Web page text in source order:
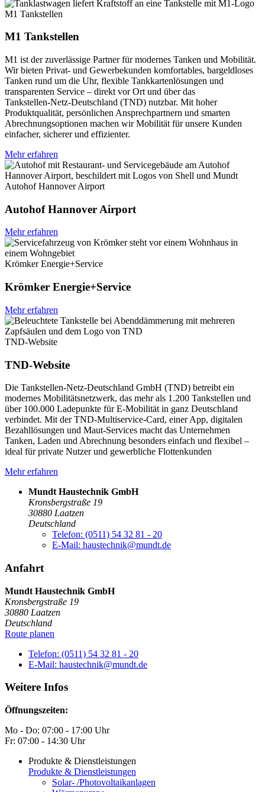
M1 Tankstellen
M1 Tankstellen
M1 ist der zuverlässige Partner für modernes Tanken und Mobilität.
Wir bieten Privat‑ und Gewerbekunden komfortables, bargeldloses
Tanken rund um die Uhr, flexible Tankkartenlösungen und
transparenten Service – direkt vor Ort und über das
Tankstellen‑Netz-Deutschland (TND) nutzbar. Mit hoher
Produktqualität, persönlichen Ansprechpartnern und smarten
Abrechnungsoptionen machen wir Mobilität für unsere Kunden
einfacher, sicherer und effizienter.
Mehr erfahren
Autohof Hannover Airport
Autohof Hannover Airport
Mehr erfahren
Krömker Energie+Service
Krömker Energie+Service
Mehr erfahren
TND-Website
TND-Website
Die Tankstellen-Netz-Deutschland GmbH (TND) betreibt ein
modernes Mobilitätsnetzwerk, das mehr als 1.200 Tankstellen und
über 100.000 Ladepunkte für E-Mobilität in ganz Deutschland
verbindet. Mit der TND-Multiservice-Card, einer App, digitalen
Bezahllösungen und Maut-Services macht das Unternehmen
Tanken, Laden und Abrechnung besonders einfach und flexibel –
ideal für private Nutzer und gewerbliche Flottenkunden
Mehr erfahren
Mundt Haustechnik GmbH
Kronsbergstraße 19
30880 Laatzen
Deutschland
Telefon: (0511) 54 32 81 - 20
E-Mail: haustechnik@mundt.de
Anfahrt
Mundt Haustechnik GmbH
Kronsbergstraße 19
30880 Laatzen
Deutschland
Route planen
Telefon: (0511) 54 32 81 - 20
E-Mail: haustechnik@mundt.de
Weitere Infos
Öffnungszeiten:
Mo - Do: 07:00 - 17:00 Uhr
Fr: 07:00 - 14:30 Uhr
Produkte & Dienstleistungen
Produkte & Dienstleistungen
Solar- /Photovoltaikanlagen